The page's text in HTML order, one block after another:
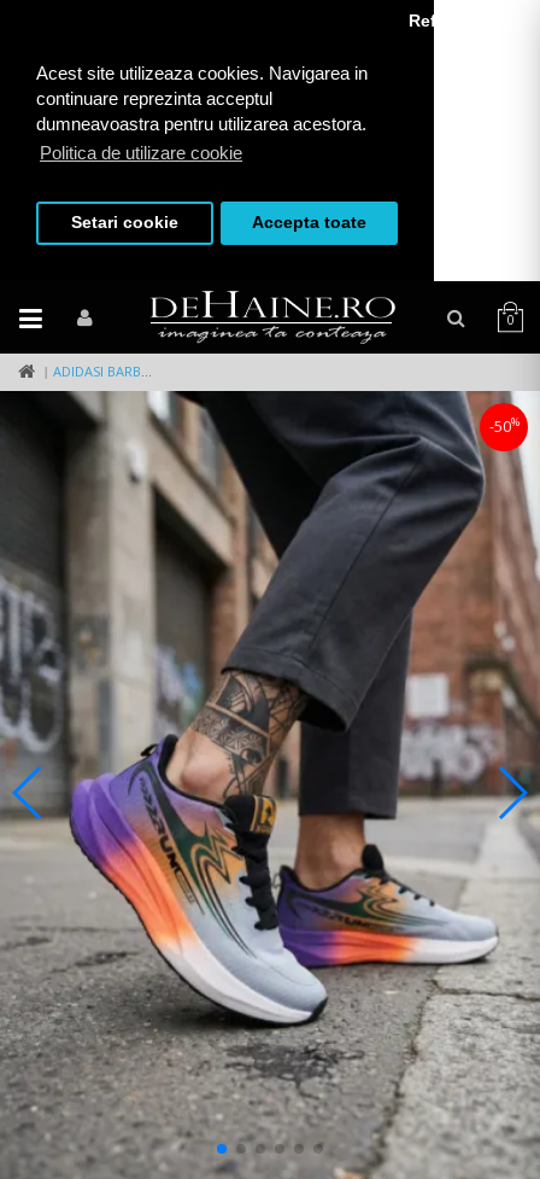
Acest site utilizeaza cookies. Navigarea in
continuare reprezinta acceptul
dumneavoastra pentru utilizarea acestora.
Politica de utilizare cookie
Refuza toate
Setari cookie Accepta toate
0
ADIDASI BARBATI SPORT GRI CU MOV 2532 T14-3
-50%